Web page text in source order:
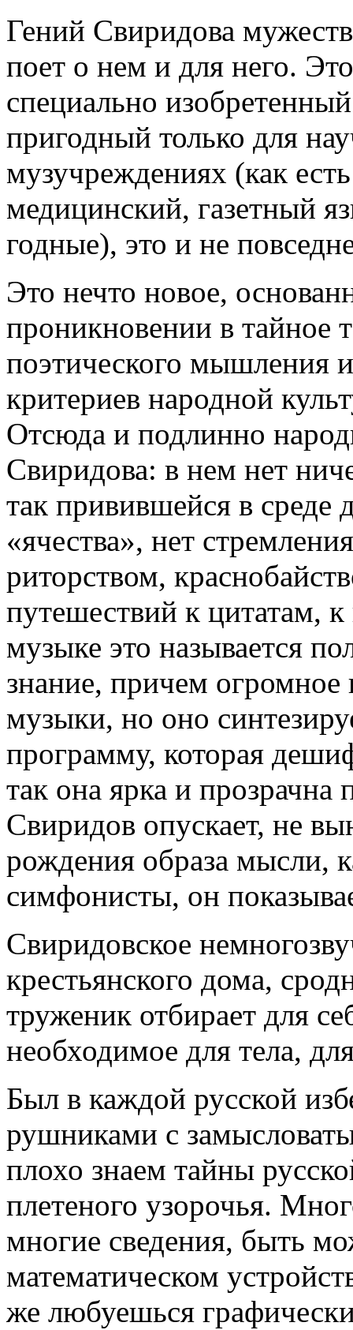
Гений Свиридова
поет о нем и для него.
специально
пригодный только для
музучреждениях (как
медицинский, газетный
годные), это и не
Это нечто новое,
проникновении в тайное
поэтического мышления
критериев народной
Отсюда и подлинно
Свиридова: в нем нет
так привившейся в среде
«ячества», нет
риторством,
путешествий к цитатам,
музыке это называется
знание, причем огромное
музыки, но оно
программу, которая
так она ярка и прозрачна
Свиридов опускает, не
рождения образа мысли,
симфонисты, он
Свиридовское
крестьянского дома,
труженик отбирает для
необходимое для тела,
Был в каждой русской
рушниками с
плохо знаем тайны
плетеного узорочья.
многие сведения, быть
математическом
же любуешься